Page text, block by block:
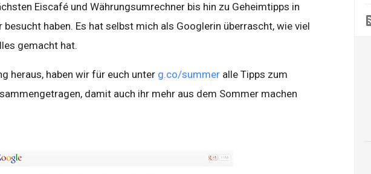
Eiscafé und Währungsumrechner bis hin zu Geheimtipps in
besucht haben. Es hat selbst mich als Googlerin überrascht, wie viel
gemacht hat.
heraus, haben wir für euch unter g.co/summer alle Tipps zum
damit auch ihr mehr aus dem Sommer machen